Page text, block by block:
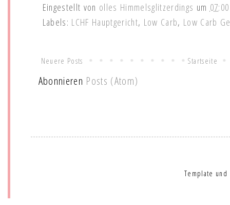
Eingestellt von olles Himmelsglitzerdings um 07:00
Labels: LCHF Hauptgericht, Low Carb, Low Carb
Neuere Posts Startseite
Abonnieren Posts (Atom)
Template